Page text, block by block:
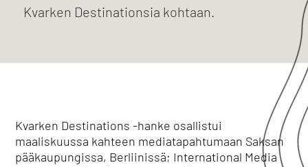
Kvarken Destinationsia kohtaan.
Kvarken Destinations -hanke osallistui
maaliskuussa kahteen mediatapahtumaan Saksan
pääkaupungissa, Berliinissä; International Media